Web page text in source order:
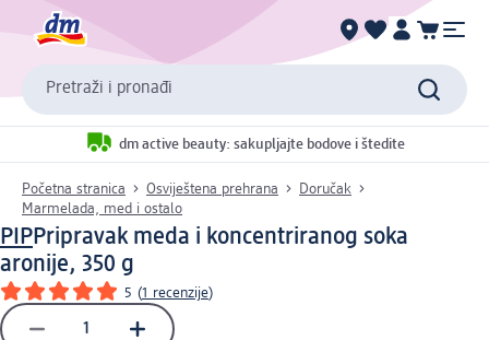
Pretraži i pronađi
dm active beauty: sakupljajte bodove i štedite
Početna stranica Osviještena prehrana
Doručak
Marmelada, med i ostalo
PIPPripravak meda i koncentriranog soka
aronije, 350 g
5 (1 recenzije)